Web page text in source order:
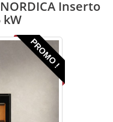
Inserto
kW
PROMO !